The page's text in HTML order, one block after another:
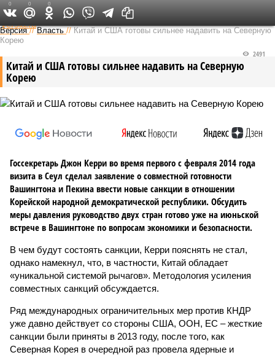
Федеральный выпуск
Версия //Власть //Китай и США готовы сильнее надавить на Северную
Корею
Китай и США готовы сильнее надавить на Северную
Корею
2491
Госсекретарь Джон Керри во время первого с февраля 2014 года
визита в Сеул сделал заявление о совместной готовности
Вашингтона и Пекина ввести новые санкции в отношении
Корейской народной демократической республики. Обсудить
меры давления руководство двух стран готово уже на июньской
встрече в Вашингтоне по вопросам экономики и безопасности.
В чем будут состоять санкции, Керри пояснять не стал,
однако намекнул, что, в частности, Китай обладает
«уникальной системой рычагов». Методология усиления
совместных санкций обсуждается.
Ряд международных ограничительных мер против КНДР
уже давно действует со стороны США, ООН, ЕС – жесткие
санкции были приняты в 2013 году, после того, как
Северная Корея в очередной раз провела ядерные и
0 0 0